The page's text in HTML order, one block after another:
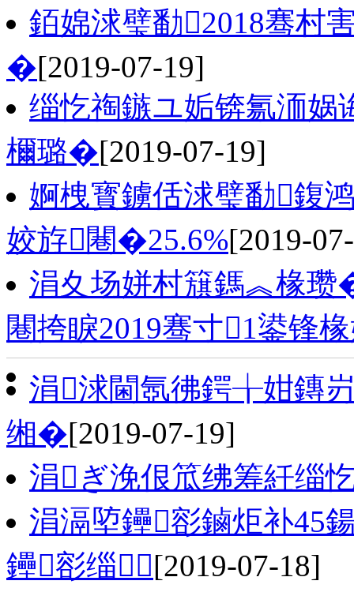
銆婂浗璧勫2018骞村
�[2019-07-19]
缁忔祹鏃ユ姤锛氱洏娲
檷璐�[2019-07-19]
婀栧寳鐪佸浗璧勫鍑
姣斿闀�25.6%[2019-
涓夊场姘村簱鎷︽椽
闀挎睙2019骞寸1鍙锋
涓浗閫氬彿鍔╁姏鏄
缃�[2019-07-19]
涓ぎ浼佷笟绋筹紝缁
涓滆埅鑸彮鏀炬补45
鑸彮缁[2019-07-18]